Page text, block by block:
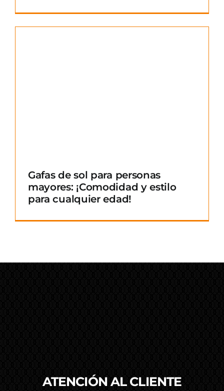
Gafas de sol para personas
mayores: ¡Comodidad y estilo
para cualquier edad!
ATENCIÓN AL CLIENTE